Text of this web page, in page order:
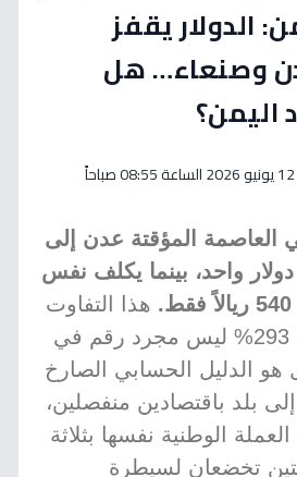
الدولار يقفز
عدن وصنعاء… هل
اليمن؟
12 يونيو 2026 الساعة 08:55 صباحاً
العاصمة المؤقتة عدن إلى
دولار واحد، بينما يكلف نفس
هذا التفاوت
الذي يتجاوز نسبة 293% ليس مجرد رقم في
الدليل الحسابي الصارخ
بلد باقتصادين منفصلين،
الوطنية نفسها بثلاثة
تخضعان لسيطرة